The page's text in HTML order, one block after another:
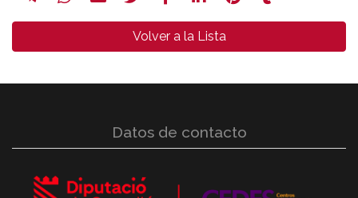
Volver a la Lista
Datos de contacto